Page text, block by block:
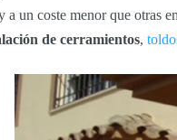
un coste menor que otras
de cerramientos,